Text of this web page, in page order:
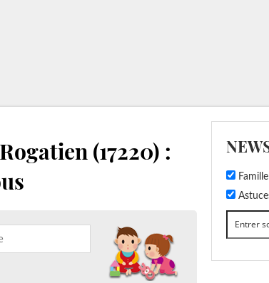
(17220) :
Famille